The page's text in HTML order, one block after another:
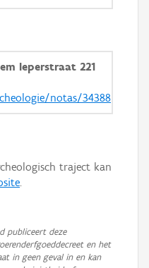
Ieperstraat 221
notas/34388
traject kan
.
publiceert deze
en het
in geen geval in en kan